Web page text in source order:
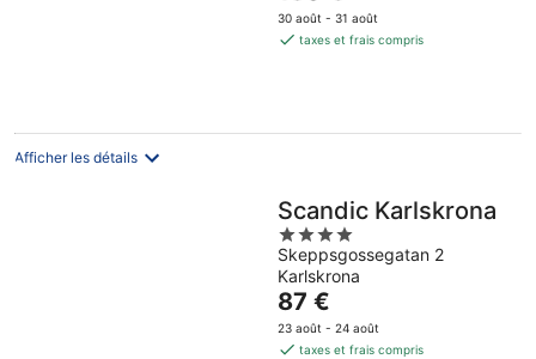
5
prix
est
nuit
30 août - 31 août
taxes et frais compris
Afficher les détails
Scandic Karlskrona
4
out
of
5
Skeppsgossegatan 2
Karlskrona
Le
prix
est
87 €
23 août - 24 août
taxes et frais compris